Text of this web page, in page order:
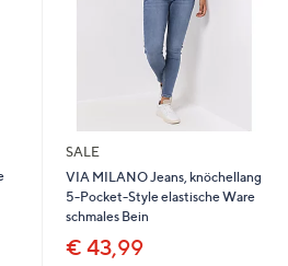
SALE
VIA MILANO Jeans, knöchellang
5-Pocket-Style elastische Ware
schmales Bein
€ 43,99